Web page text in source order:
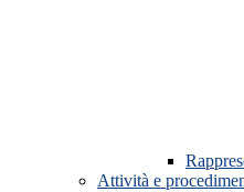
Attività e